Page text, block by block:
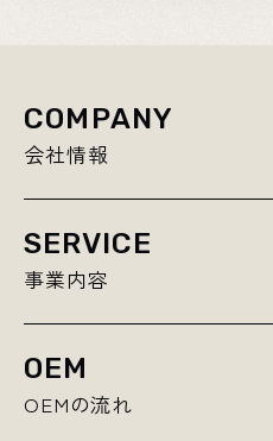
COMPANY
会社情報
SERVICE
事業内容
OEM
OEMの流れ